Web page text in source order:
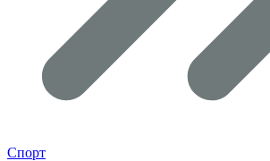
Спорт